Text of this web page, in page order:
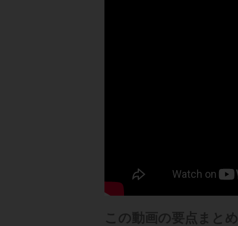
この動画の要点まとめ